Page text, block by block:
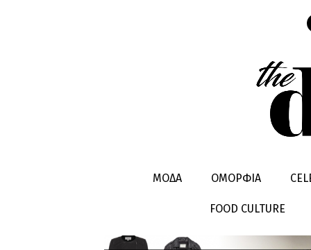
ΜΟΔΑ ΟΜΟΡΦΙΑ
FOOD CULTURE
BIKER